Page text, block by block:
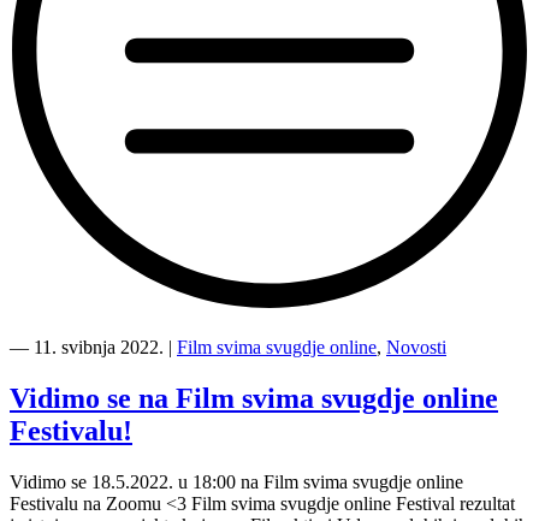
je
― 11. svibnja 2022. | Film svima svugdje online, Novosti
Vidimo se na Film svima svugdje online
Festivalu!
Vidimo se 18.5.2022. u 18:00 na Film svima svugdje online
Festivalu na Zoomu <3 Film svima svugdje online Festival rezultat